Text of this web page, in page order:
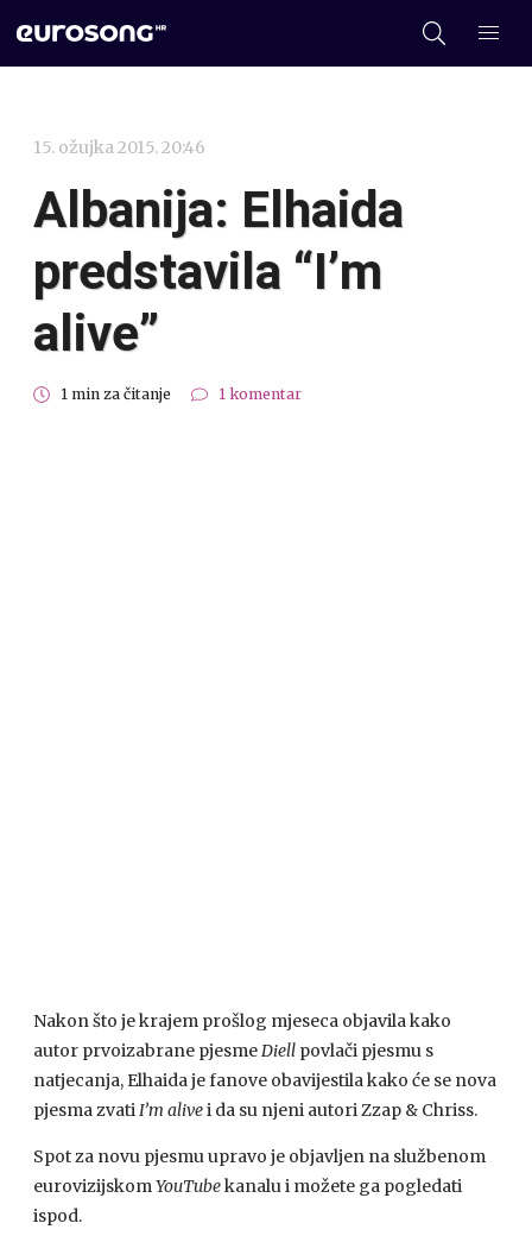
15. ožujka 2015. 20:46
Albanija: Elhaida
predstavila “I’m
alive”
1 min za čitanje 1 komentar
Nakon što je krajem prošlog mjeseca objavila kako
autor prvoizabrane pjesmeDiell povlači pjesmu s
natjecanja, Elhaida je fanove obavijestila kako će se nova
pjesma zvatiI’m alivei da su njeni autori Zzap & Chriss.
Spot za novu pjesmu upravo je objavljen na službenom
eurovizijskomYouTubekanalu i možete ga pogledati
ispod.